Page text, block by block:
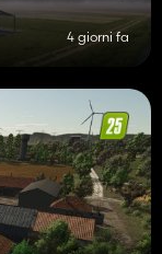
4 giorni fa